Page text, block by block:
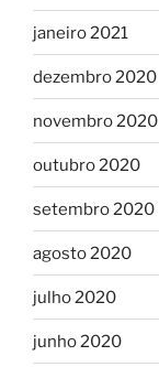
janeiro 2021
dezembro 2020
novembro 2020
outubro 2020
setembro 2020
agosto 2020
julho 2020
junho 2020